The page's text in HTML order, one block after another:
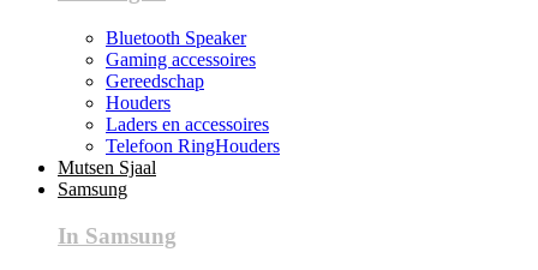
Bluetooth Speaker
Gaming accessoires
Gereedschap
Houders
Laders en accessoires
Telefoon RingHouders
Mutsen Sjaal
Samsung
In Samsung